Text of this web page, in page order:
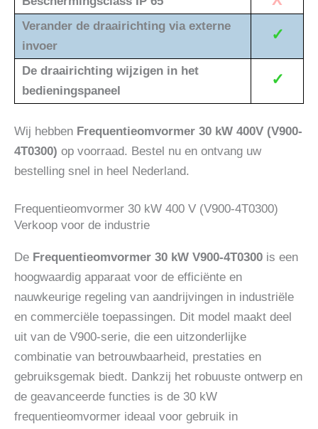
Verander de draairichting via externe
invoer
✓
De draairichting wijzigen in het
bedieningspaneel
✓
Wij hebben Frequentieomvormer 30 kW 400V (V900-
4T0300) op voorraad. Bestel nu en ontvang uw
bestelling snel in heel Nederland.
Frequentieomvormer 30 kW 400 V (V900-4T0300)
Verkoop voor de industrie
De Frequentieomvormer 30 kW V900-4T0300 is een
hoogwaardig apparaat voor de efficiënte en
nauwkeurige regeling van aandrijvingen in industriële
en commerciële toepassingen. Dit model maakt deel
uit van de V900-serie, die een uitzonderlijke
combinatie van betrouwbaarheid, prestaties en
gebruiksgemak biedt. Dankzij het robuuste ontwerp en
de geavanceerde functies is de 30 kW
frequentieomvormer ideaal voor gebruik in